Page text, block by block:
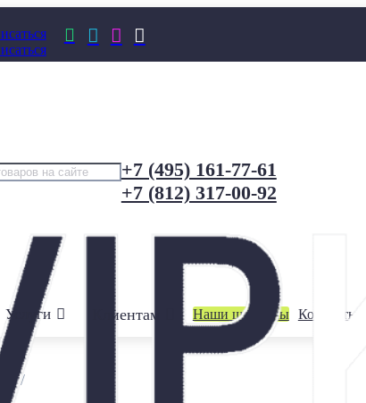
   
+7 (495) 161-77-61
+7 (812) 317-00-92
Услуги Клиентам Наши шоурумы Контакты
/